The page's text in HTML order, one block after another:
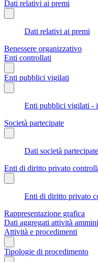
Dati relativi ai premi
Dati relativi ai premi
Benessere organizzativo
Enti controllati
Enti pubblici vigilati
Enti pubblici vigilati -
Società partecipate
Dati società partecipate
Enti di diritto privato
Enti di diritto privato
Rappresentazione grafica
Dati aggregati attività
Attività e procedimenti
Tipologie di procedimento